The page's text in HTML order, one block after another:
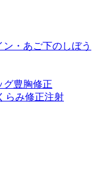
・あご下のしぼう
グ豊胸修正
らみ修正注射